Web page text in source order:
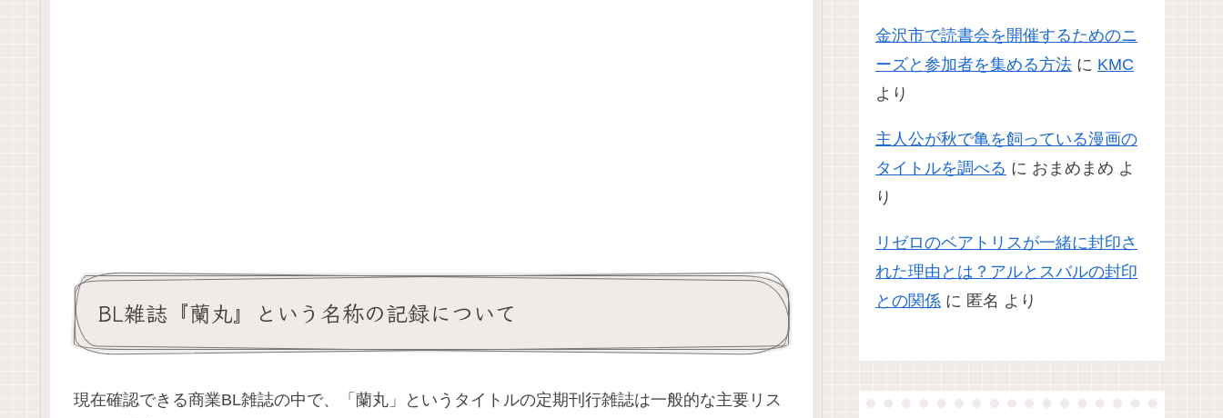
BL雑誌『蘭丸』という名称の記録について
現在確認できる商業BL雑誌の中で、「蘭丸」というタイトルの定期刊行雑誌は一般的な主要リス
金沢市で読書会を開催するためのニ
ーズと参加者を集める方法 に KMC
より
主人公が秋で亀を飼っている漫画の
タイトルを調べる に おまめまめ よ
り
リゼロのベアトリスが一緒に封印さ
れた理由とは？アルとスバルの封印
との関係 に 匿名 より